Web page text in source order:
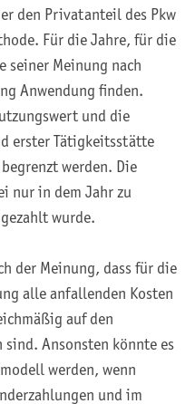
den Privatanteil des Pkw
Für die Jahre, für die
Meinung nach
Anwendung finden.
und die
erster Tätigkeitsstätte
werden. Die
nur in dem Jahr zu
wurde.
der Meinung, dass für die
alle anfallenden Kosten
auf den
Ansonsten könnte es
werden, wenn
und im